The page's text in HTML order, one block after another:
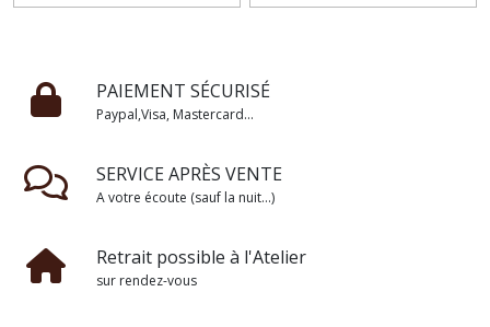
PAIEMENT SÉCURISÉ
Paypal,Visa, Mastercard...
SERVICE APRÈS VENTE
A votre écoute (sauf la nuit...)
Retrait possible à l'Atelier
sur rendez-vous